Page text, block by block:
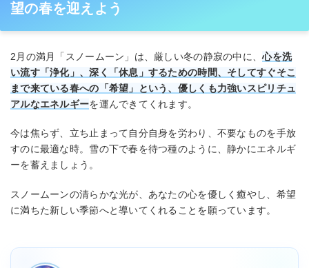
望の春を迎えよう
2月の満月「スノームーン」は、厳しい冬の静寂の中に、心を洗
い流す「浄化」、深く「休息」するための時間、そしてすぐそこ
まで来ている春への「希望」という、優しくも力強いスピリチュ
アルなエネルギーを運んできてくれます。
今は焦らず、立ち止まって自分自身を労わり、不要なものを手放
すのに最適な時。雪の下で春を待つ種のように、静かにエネルギ
ーを蓄えましょう。
スノームーンの清らかな光が、あなたの心を優しく癒やし、希望
に満ちた新しい季節へと導いてくれることを願っています。